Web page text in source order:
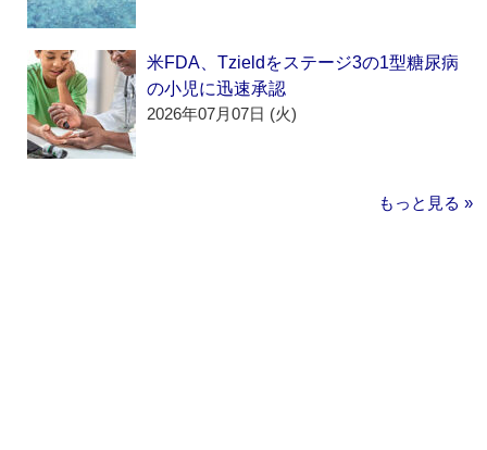
米FDA、Tzieldをステージ3の1型糖尿病
の小児に迅速承認
2026年07月07日 (火)
もっと見る »